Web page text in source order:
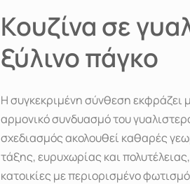
Κουζίνα σε
ξύλινο πάγκο
Η συγκεκριμένη σύνθεση εκφράζει
αρμονικό συνδυασμό του
σχεδιασμός ακολουθεί καθαρές
τάξης, ευρυχωρίας και
κατοικίες με περιορισμένο